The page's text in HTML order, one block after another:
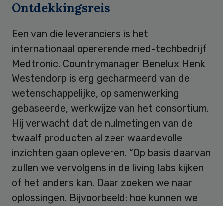
Ontdekkingsreis
Een van die leveranciers is het
internationaal opererende med-techbedrijf
Medtronic. Countrymanager Benelux Henk
Westendorp is erg gecharmeerd van de
wetenschappelijke, op samenwerking
gebaseerde, werkwijze van het consortium.
Hij verwacht dat de nulmetingen van de
twaalf producten al zeer waardevolle
inzichten gaan opleveren. “Op basis daarvan
zullen we vervolgens in de living labs kijken
of het anders kan. Daar zoeken we naar
oplossingen. Bijvoorbeeld: hoe kunnen we